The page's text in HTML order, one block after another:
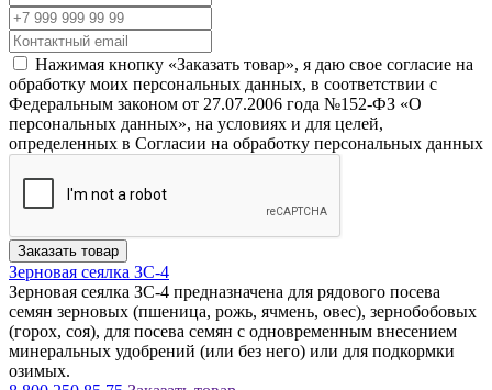
Нажимая кнопку «Заказать товар», я даю свое согласие на
обработку моих персональных данных, в соответствии с
Федеральным законом от 27.07.2006 года №152-ФЗ «О
персональных данных», на условиях и для целей,
определенных в Согласии на обработку персональных данных
Заказать товар
Зерновая сеялка ЗС-4
Зерновая сеялка ЗС-4 предназначена для рядового посева
семян зерновых (пшеница, рожь, ячмень, овес), зернобобовых
(горох, соя), для посева семян с одновременным внесением
минеральных удобрений (или без него) или для подкормки
озимых.